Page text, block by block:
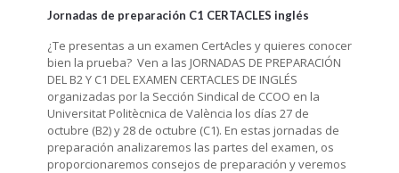
Jornadas de preparación C1 CERTACLES inglés
¿Te presentas a un examen CertAcles y quieres conocer
bien la prueba? Ven a las JORNADAS DE PREPARACIÓN
DEL B2 Y C1 DEL EXAMEN CERTACLES DE INGLÉS
organizadas por la Sección Sindical de CCOO en la
Universitat Politècnica de València los días 27 de
octubre (B2) y 28 de octubre (C1). En estas jornadas de
preparación analizaremos las partes del examen, os
proporcionaremos consejos de preparación y veremos